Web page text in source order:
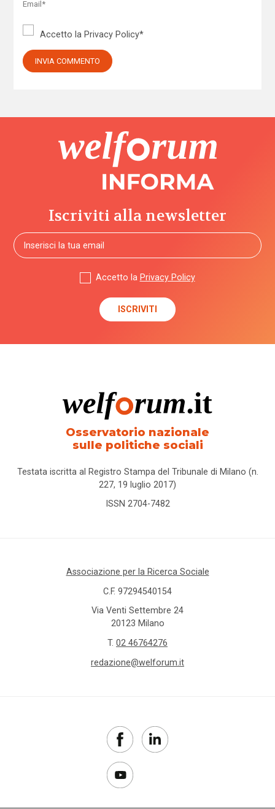
Accetto la Privacy Policy*
Iscriviti alla newsletter
Accetto la Privacy Policy
Osservatorio nazionale
sulle politiche sociali
Testata iscritta al Registro Stampa del Tribunale di Milano (n.
227, 19 luglio 2017)
ISSN 2704-7482
Associazione per la Ricerca Sociale
C.F. 97294540154
Via Venti Settembre 24
20123 Milano
T. 02 46764276
redazione@welforum.it